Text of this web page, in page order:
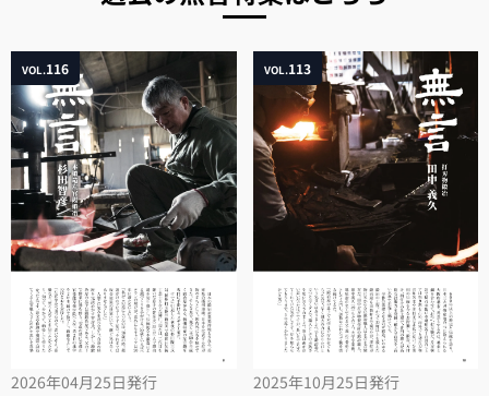
VOL.116
2026年04月25日発行
VOL.113
2025年10月25日発行